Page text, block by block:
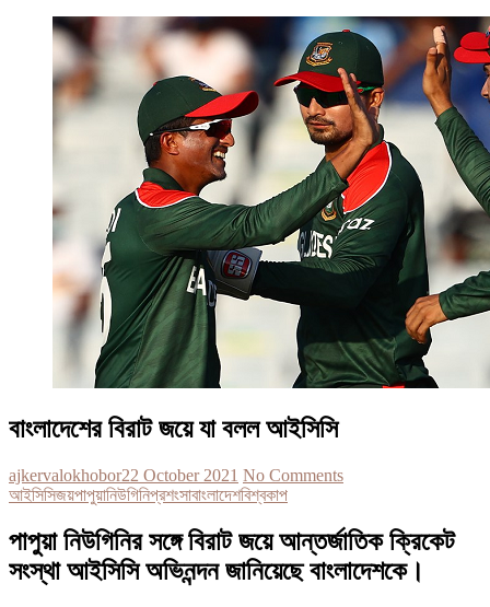
বাংলাদেশের বিরাট জয়ে যা বলল আইসিসি
ajkervalokhobor22 October 2021 No Comments
আইসিসিজয়পাপুয়ানিউগিনিপ্রশংসাবাংলাদেশবিশ্বকাপ
পাপুয়া নিউগিনির সঙ্গে বিরাট জয়ে আন্তর্জাতিক ক্রিকেট
সংস্থা আইসিসি অভিনন্দন জানিয়েছে বাংলাদেশকে।